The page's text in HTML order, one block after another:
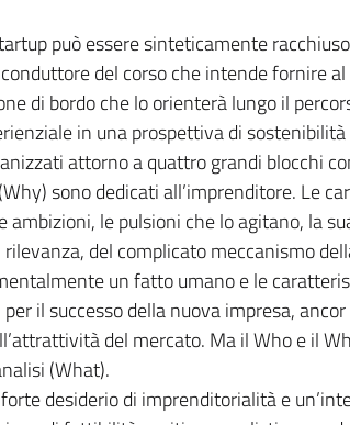
può essere sinteticamente
del corso che intende fornire
di bordo che lo orienterà lungo il
in una prospettiva di
attorno a quattro grandi blocchi
sono dedicati all’imprenditore. Le
ambizioni, le pulsioni che lo agitano, la
del complicato meccanismo
un fatto umano e le
il successo della nuova impresa,
del mercato. Ma il Who e il
(What).
desiderio di imprenditorialità e